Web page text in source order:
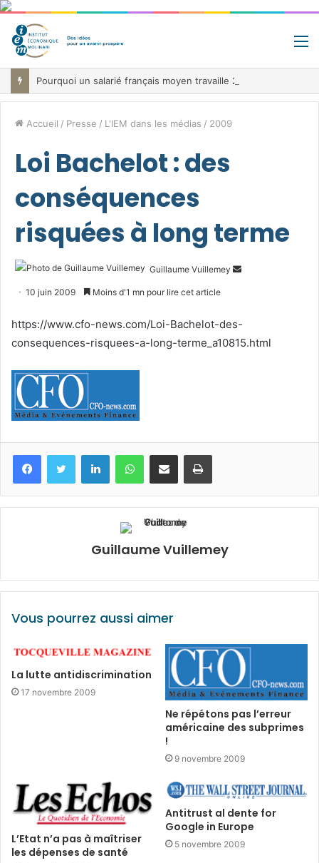
Accueil / Presse / L'IEM dans les médias / 2009
Loi Bachelot : des
conséquences
risquées à long terme
Guillaume Vuillemey
Envoyer
10 juin 2009 Moins d'1 mn pour lire cet article
https://www.cfo-news.com/Loi-Bachelot-des-
consequences-risquees-a-long-terme_a10815.html
FacebookTwitter LinkedinWhatsApp
Partagez par mail Imprimez
Guillaume Vuillemey
Vous pourrez aussi aimer
La lutte antidiscrimination
17 novembre 2009
Ne répétons pas l’erreur
américaine des subprimes
!
9 novembre 2009
L’Etat n’a pas à maîtriser
les dépenses de santé
Antitrust al dente for
Google in Europe
5 novembre 2009